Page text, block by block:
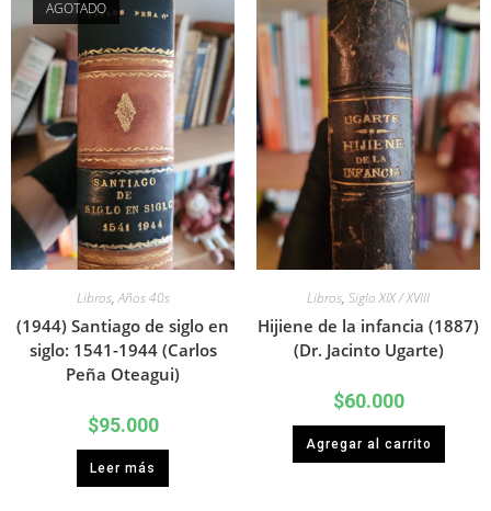
AGOTADO
Libros,Años 40s
(1944) Santiago de siglo en
siglo: 1541-1944 (Carlos
Peña Oteagui)
$95.000
Leer más
Libros, Siglo XIX / XVIII
Hijiene de la infancia (1887)
(Dr. Jacinto Ugarte)
$60.000
Agregar al carrito